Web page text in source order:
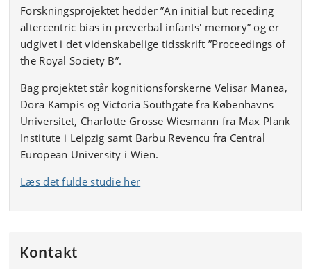
Forskningsprojektet hedder ”An initial but receding
altercentric bias in preverbal infants' memory” og er
udgivet i det videnskabelige tidsskrift ”Proceedings of
the Royal Society B”.
Bag projektet står kognitionsforskerne Velisar Manea,
Dora Kampis og Victoria Southgate fra Københavns
Universitet, Charlotte Grosse Wiesmann fra Max Plank
Institute i Leipzig samt Barbu Revencu fra Central
European University i Wien.
Læs det fulde studie her
Kontakt